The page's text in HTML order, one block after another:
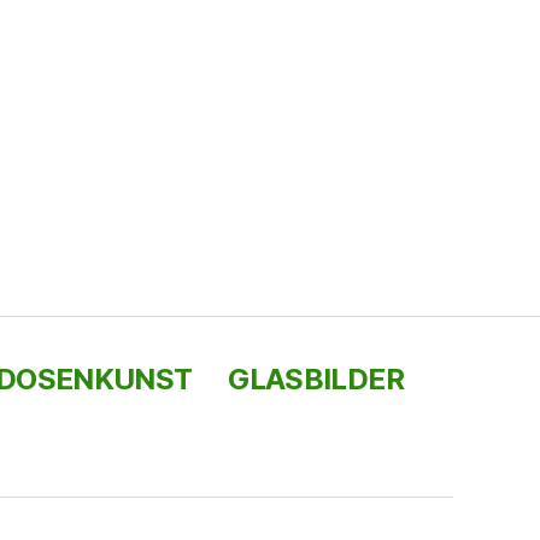
GLASBILDER